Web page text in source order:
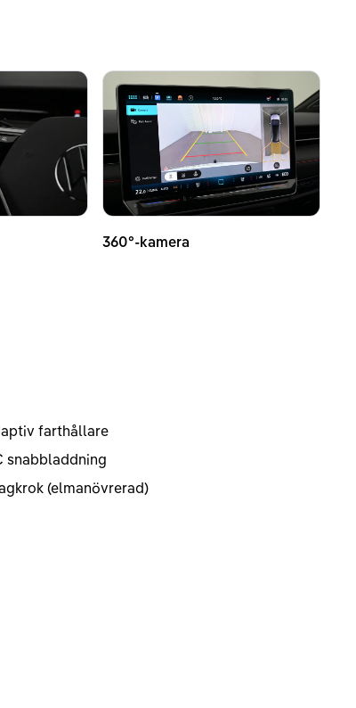
360°-kamera
farthållare
snabbladdning
(elmanövrerad)